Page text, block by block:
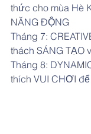
thức cho mùa Hè
NĂNG ĐỘNG
Tháng 7:
thách SÁNG TẠO
Tháng 8:
thích VUI CHƠI